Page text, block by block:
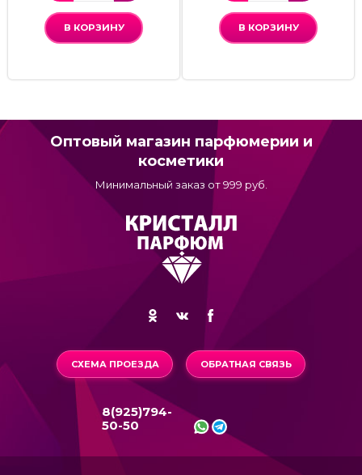
В КОРЗИНУ В КОРЗИНУ
Оптовый магазин парфюмерии и
косметики
Минимальный заказ от 999 руб.
СХЕМА ПРОЕЗДА ОБРАТНАЯ СВЯЗЬ
8(925)794-
50-50